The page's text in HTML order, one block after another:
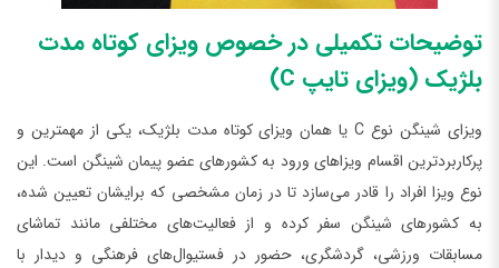
توضیحات تکمیلی در خصوص ویزای کوتاه مدت
بلژیک (ویزای تایپ C)
ویزای شینگن نوع C یا همان ویزای کوتاه مدت بلژیک، یکی از مهمترین و
پرکاربردترین اقسام ویزاهای ورود به کشورهای عضو پیمان شینگن است. این
نوع ویزا افراد را قادر می‌سازد تا در زمان مشخصی که برایشان تعیین شده،
به کشورهای شینگن سفر کرده و از فعالیت‌های مختلفی مانند تماشای
مسابقات ورزشی، گردشگری، حضور در فستیوال‌های فرهنگی و دیدار با